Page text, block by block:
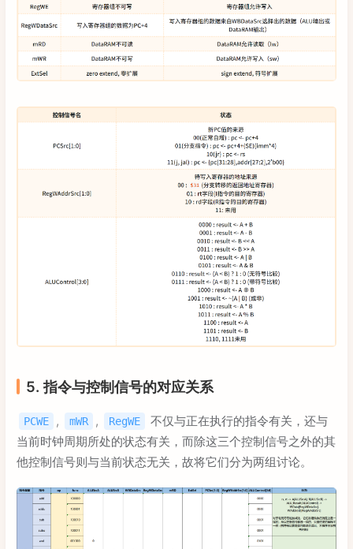
5. 指令与控制信号的对应关系
PCWE , mWR , RegWE
不仅与正在执行的指令有关，还与
当前时钟周期所处的状态有关，而除这三个控制信号之外的其
他控制信号则与当前状态无关，故将它们分为两组讨论。